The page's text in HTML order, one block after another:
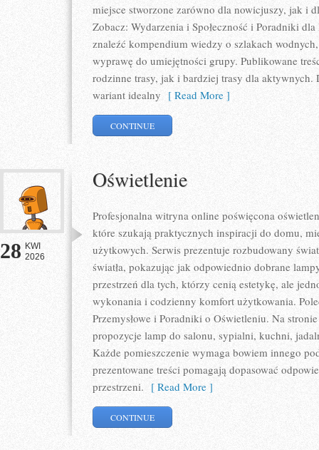
miejsce stworzone zarówno dla nowicjuszy, jak i
Zobacz: Wydarzenia i Społeczność i Poradniki
znaleźć kompendium wiedzy o szlakach
wyprawę do umiejętności grupy. Publikowane
rodzinne trasy, jak i bardziej trasy dla
wariant idealny [ Read More ]
CONTINUE
28 KWI
2026
Oświetlenie
Profesjonalna witryna online poświęcona
które szukają praktycznych inspiracji do domu,
użytkowych. Serwis prezentuje rozbudowany
światła, pokazując jak odpowiednio dobrane
przestrzeń dla tych, którzy cenią estetykę, ale
wykonania i codzienny komfort użytkowania.
Przemysłowe i Poradniki o Oświetleniu. Na
propozycje lamp do salonu, sypialni, kuchni,
Każde pomieszczenie wymaga bowiem innego
prezentowane treści pomagają dopasować
przestrzeni. [ Read More ]
CONTINUE